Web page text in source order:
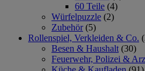
60 Teile (4)
Würfelpuzzle (2)
Zubehör (5)
Rollenspiel, Verkleiden & Co.
Besen & Haushalt (30)
Feuerwehr, Polizei &